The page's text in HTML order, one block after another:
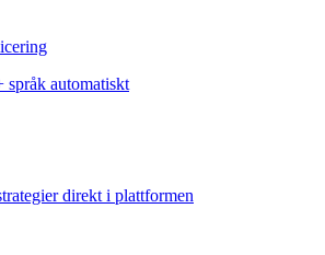
språk automatiskt
direkt i plattformen